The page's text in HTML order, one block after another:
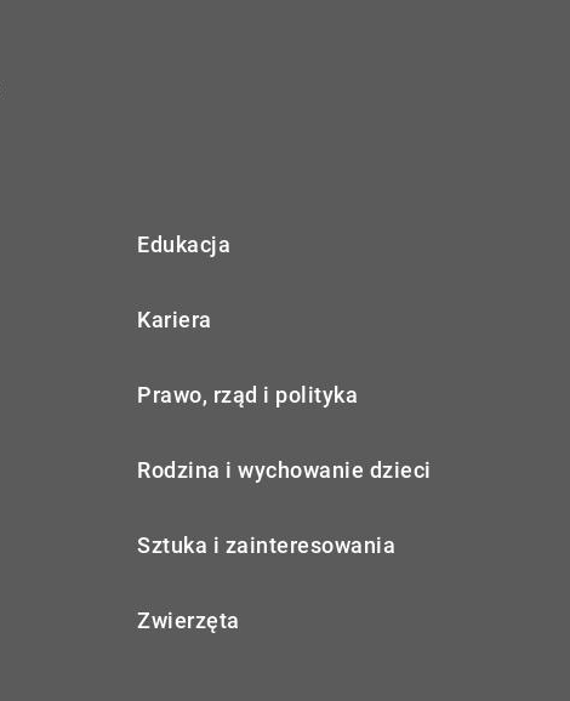
Edukacja
Kariera
Prawo, rząd i polityka
Rodzina i wychowanie dzieci
Sztuka i zainteresowania
Zwierzęta